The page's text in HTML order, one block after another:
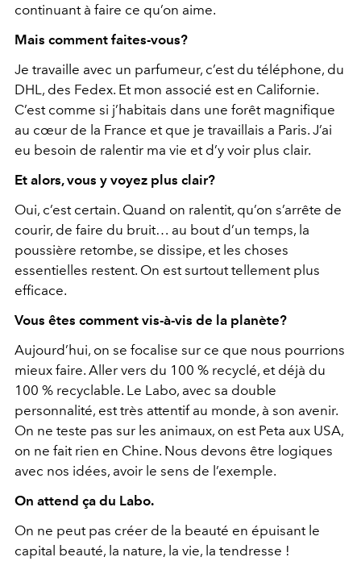
continuant à faire ce qu’on aime.
Mais comment faites-vous?
Je travaille avec un parfumeur, c’est du téléphone, du
DHL, des Fedex. Et mon associé est en Californie.
C’est comme si j’habitais dans une forêt magnifique
au cœur de la France et que je travaillais a Paris. J’ai
eu besoin de ralentir ma vie et d’y voir plus clair.
Et alors, vous y voyez plus clair?
Oui, c’est certain. Quand on ralentit, qu’on s’arrête de
courir, de faire du bruit… au bout d’un temps, la
poussière retombe, se dissipe, et les choses
essentielles restent. On est surtout tellement plus
efficace.
Vous êtes comment vis-à-vis de la planète?
Aujourd’hui, on se focalise sur ce que nous pourrions
mieux faire. Aller vers du 100 % recyclé, et déjà du
100 % recyclable. Le Labo, avec sa double
personnalité, est très attentif au monde, à son avenir.
On ne teste pas sur les animaux, on est Peta aux USA,
on ne fait rien en Chine. Nous devons être logiques
avec nos idées, avoir le sens de l’exemple.
On attend ça du Labo.
On ne peut pas créer de la beauté en épuisant le
capital beauté, la nature, la vie, la tendresse !